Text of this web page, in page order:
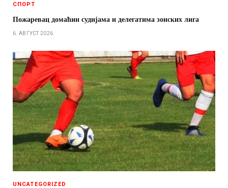
СПОРТ
Пожаревац домаћин судијама и делегатима зонских лига
6. АВГУСТ 2026.
UNCATEGORIZED